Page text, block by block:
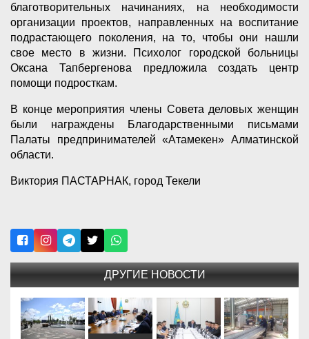
благотворительных начинаниях, на необходимости
организации проектов, направленных на воспитание
подрастающего поколения, на то, чтобы они нашли
свое место в жизни. Психолог городской больницы
Оксана Тапбергенова предложила создать центр
помощи подросткам.
В конце мероприятия члены Совета деловых женщин
были награждены Благодарственными письмами
Палаты предпринимателей «Атамекен» Алматинской
области.
Виктория ПАСТАРНАК, город Текели
ДРУГИЕ НОВОСТИ